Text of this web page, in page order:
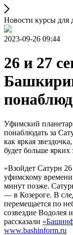
Новости курсы для
2023-09-26 09:44
26 и 27
Уфимский
понаблюдать за
как яркая
будет больше ярких
«Взойдет Сатурн
уфимскому
минут позже.
— в Козероге. В
перемещается по
созвездие Водолея
рассказали
www.bashinform.ru